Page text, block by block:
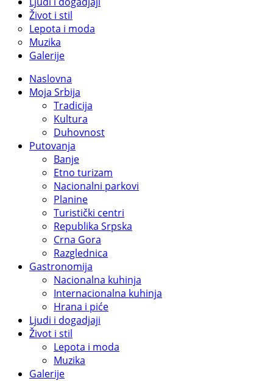
Život i stil
Lepota i moda
Muzika
Galerije
Naslovna
Moja Srbija
Tradicija
Kultura
Duhovnost
Putovanja
Banje
Etno turizam
Nacionalni parkovi
Planine
Turistički centri
Republika Srpska
Crna Gora
Razglednica
Gastronomija
Nacionalna kuhinja
Internacionalna kuhinja
Hrana i piće
Ljudi i dogadjaji
Život i stil
Lepota i moda
Muzika
Galerije